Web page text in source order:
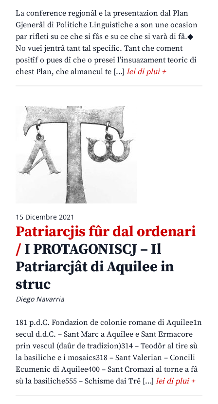
La conference regjonâl e la presentazion dal Plan
Gjenerâl di Politiche Linguistiche a son une ocasion
par rifleti su ce che si fâs e su ce che si varà di fâ.◆
No vuei jentrâ tant tal specific. Tant che coment
positîf o pues dî che o presei l’insuazament teoric di
chest Plan, che almancul te […] lei di plui +
15 Dicembre 2021
Patriarcjis fûr dal ordenari
/I PROTAGONISCJ – Il
Patriarcjât di Aquilee in
struc
Diego Navarria
181 p.d.C. Fondazion de colonie romane di Aquilee1n
secul d.d.C. – Sant Marc a Aquilee e Sant Ermacore
prin vescul (daûr de tradizion)314 – Teodôr al tire sù
la basiliche e i mosaics318 – Sant Valerian – Concili
Ecumenic di Aquilee400 – Sant Cromazi al torne a fâ
sù la basiliche555 – Schisme dai Trê […] lei di plui +